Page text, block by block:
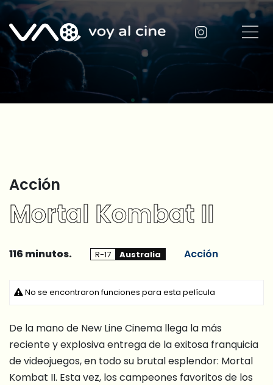
Acción
Mortal Kombat II
116 minutos. R-17 Australia Acción
No se encontraron funciones para esta película
De la mano de New Line Cinema llega la más
reciente y explosiva entrega de la exitosa franquicia
de videojuegos, en todo su brutal esplendor: Mortal
Kombat II. Esta vez, los campeones favoritos de los